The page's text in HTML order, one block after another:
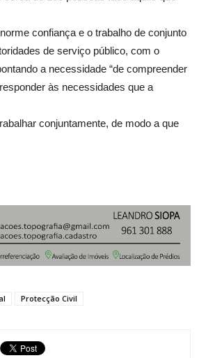
confiança e o trabalho de conjunto
de serviço público, com o
a necessidade “de compreender
às necessidades que a
conjuntamente, de modo a que
Protecção Civil